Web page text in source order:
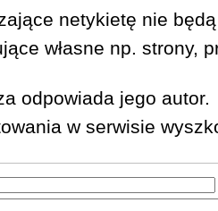
netykietę nie
własne np. strony,
odpowiada jego autor.
w serwisie